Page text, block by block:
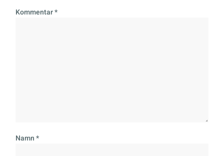
Kommentar*
Namn*